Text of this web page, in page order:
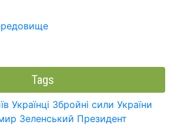
Tags
Українці Збройні сили України
Зеленський Президент